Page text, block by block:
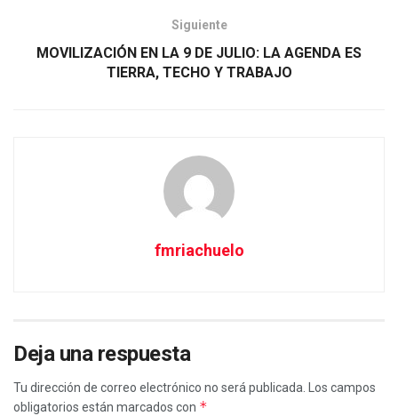
Siguiente
MOVILIZACIÓN EN LA 9 DE JULIO: LA AGENDA ES
TIERRA, TECHO Y TRABAJO
fmriachuelo
Deja una respuesta
Tu dirección de correo electrónico no será publicada.
Los campos
obligatorios están marcados con *